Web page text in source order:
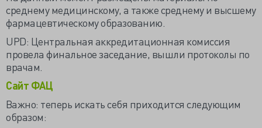
среднему медицинскому, а также среднему и высшему
фармацевтическому образованию.
UPD: Центральная аккредитационная комиссия
провела финальное заседание, вышли протоколы по
врачам.
Сайт ФАЦ
️Важно: теперь искать себя приходится следующим
образом: